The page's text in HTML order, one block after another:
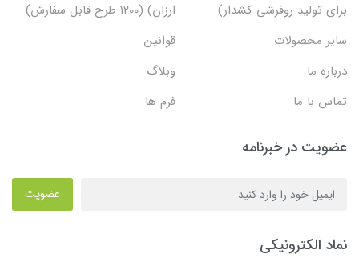
برای تولید روفرشی کشدار)
ارزان) (۱۲۰۰ طرح قابل سفارش)
سایر محصولات
قوانین
درباره ما
وبلاگ
تماس با ما
فرم ها
عضویت در خبرنامه
عضویت
نماد الکترونیکی